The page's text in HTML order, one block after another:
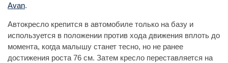
Avan.
Автокресло крепится в автомобиле только на базу и
используется в положении против хода движения вплоть до
момента, когда малышу станет тесно, но не ранее
достижения роста 76 см. Затем кресло переставляется на